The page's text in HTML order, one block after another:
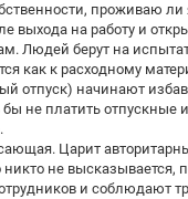
проживаю ли
выхода на работу и
Людей берут на
как к расходному
отпуск) начинают
не платить отпускные и
Царит
не высказывается,
и соблюдают